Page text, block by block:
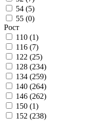
54 (5)
55 (0)
Рост
110 (1)
116 (7)
122 (25)
128 (234)
134 (259)
140 (264)
146 (262)
150 (1)
152 (238)